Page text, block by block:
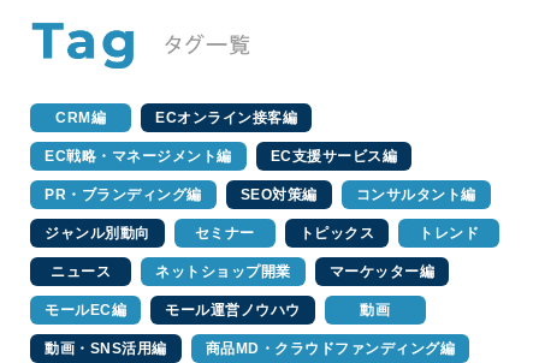
CRM編 ECオンライン接客編
EC戦略・マネージメント編 EC支援サービス編
PR・ブランディング編 SEO対策編 コンサルタント編
ジャンル別動向 セミナー トピックス トレンド
ニュース ネットショップ開業 マーケッター編
モールEC編 モール運営ノウハウ 動画
動画・SNS活用編 商品MD・クラウドファンディング編